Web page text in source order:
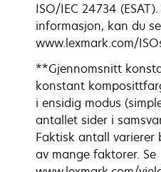
ISO/IEC 24734
informasjon, kan du
www.lexmark.com/
**Gjennomsnitt
konstant
i ensidig modus
antallet sider i
Faktisk antall varierer
av mange faktorer. Se